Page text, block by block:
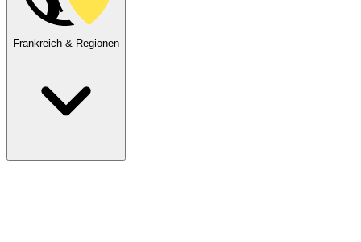
Frankreich & Regionen